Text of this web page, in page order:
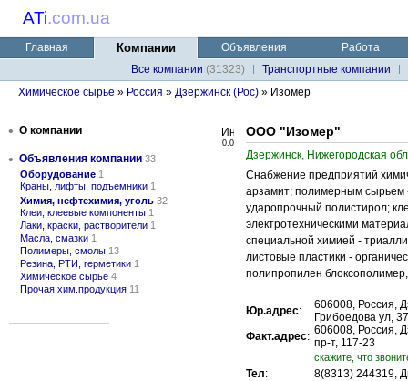
ATi.com.ua
Главная Компании Объявления
Работа
Все компании (31323)
Транспортные компании
Химическое сырье » Россия » Дзержинск (Рос) » Изомер
• О компании
• Объявления компании 33
Оборудование 1
Краны, лифты, подъемники 1
Химия, нефтехимия, уголь 32
Клеи, клеевые компоненты 1
Лаки, краски, растворители 1
Масла, смазки 1
Полимеры, смолы 13
Резина, РТИ, герметики 1
Химическое сырье 4
Прочая хим.продукция 11
0.0
ООО "Изомер"
Дзержинск, Нижегородская
Снабжение предприятий
арзамит; полимерным
ударопрочный полистирол;
электротехническими
специальной химией -
листовые пластики -
полипропилен
Юр.адрес:
606008, Россия,
Грибоедова ул,
Факт.адрес: 606008, Россия,
пр-т, 117-23
cкажите, что
Тел:
8(8313) 244319,